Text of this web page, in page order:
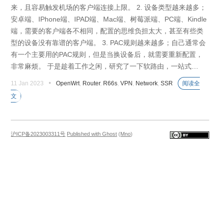
来，且容易触发机场的客户端连接上限。 2. 设备类型越来越多；
安卓端、IPhone端、IPAD端、Mac端、树莓派端、PC端、Kindle
端，需要的客户端各不相同，配置的思维负担太大，甚至有些类
型的设备没有靠谱的客户端。 3. PAC规则越来越多；自己通常会
有一个主要用的PAC规则，但是当换设备后，就需要重新配置，
非常麻烦。 于是趁着工作之闲，研究了一下软路由，一站式…
11 Jan 2023 • OpenWrt, Router, R66s, VPN Network, SSR 阅读全
文
沪ICP备2023003311号 Published with Ghost (Mno)